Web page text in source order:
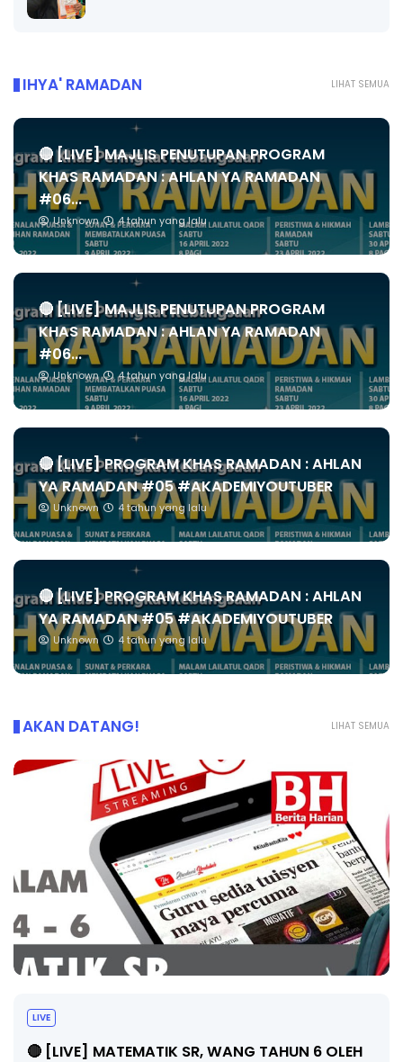
LIHAT SEMUA
IHYA' RAMADAN
🔴 [LIVE] MAJLIS PENUTUPAN PROGRAM
KHAS RAMADAN : AHLAN YA RAMADAN
#06...
Unknown 4 tahun yang lalu
🔴 [LIVE] MAJLIS PENUTUPAN PROGRAM
KHAS RAMADAN : AHLAN YA RAMADAN
#06...
Unknown 4 tahun yang lalu
🔴 [LIVE] PROGRAM KHAS RAMADAN : AHLAN
YA RAMADAN #05 #AKADEMIYOUTUBER
Unknown 4 tahun yang lalu
🔴 [LIVE] PROGRAM KHAS RAMADAN : AHLAN
YA RAMADAN #05 #AKADEMIYOUTUBER
Unknown 4 tahun yang lalu
LIHAT SEMUA
AKAN DATANG!
LIVE
🔴 [LIVE] MATEMATIK SR, WANG TAHUN 6 OLEH